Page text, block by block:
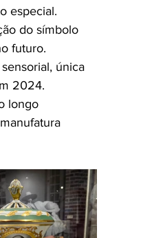
especial.
do símbolo
futuro.
única
2024.
longo